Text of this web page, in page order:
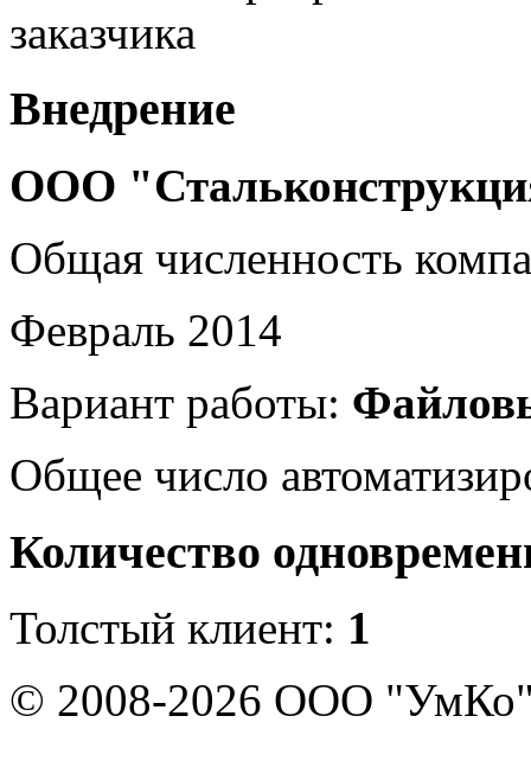
заказчика
Внедрение
ООО
Общая численность
Февраль 2014
Вариант работы:
Общее число
Количество
Толстый клиент: 1
© 2008-2026 ООО